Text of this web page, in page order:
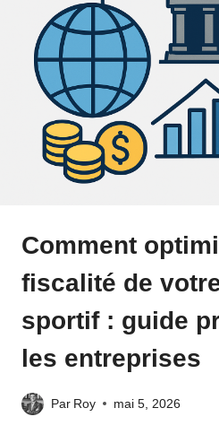
Comment
fiscalité de
sportif : guide
les entreprises
Par Roy mai 5, 2026